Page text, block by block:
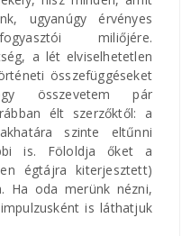
ugyanúgy érvényes
miliőjére.
a lét elviselhetetlen
összefüggéseket
összevetem pár
élt szerzőktől: a
szinte eltűnni
is. Föloldja őket a
égtájra kiterjesztett)
Ha oda merünk nézni,
is láthatjuk